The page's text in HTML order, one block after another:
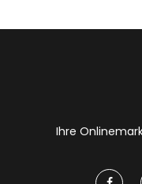
Ihre